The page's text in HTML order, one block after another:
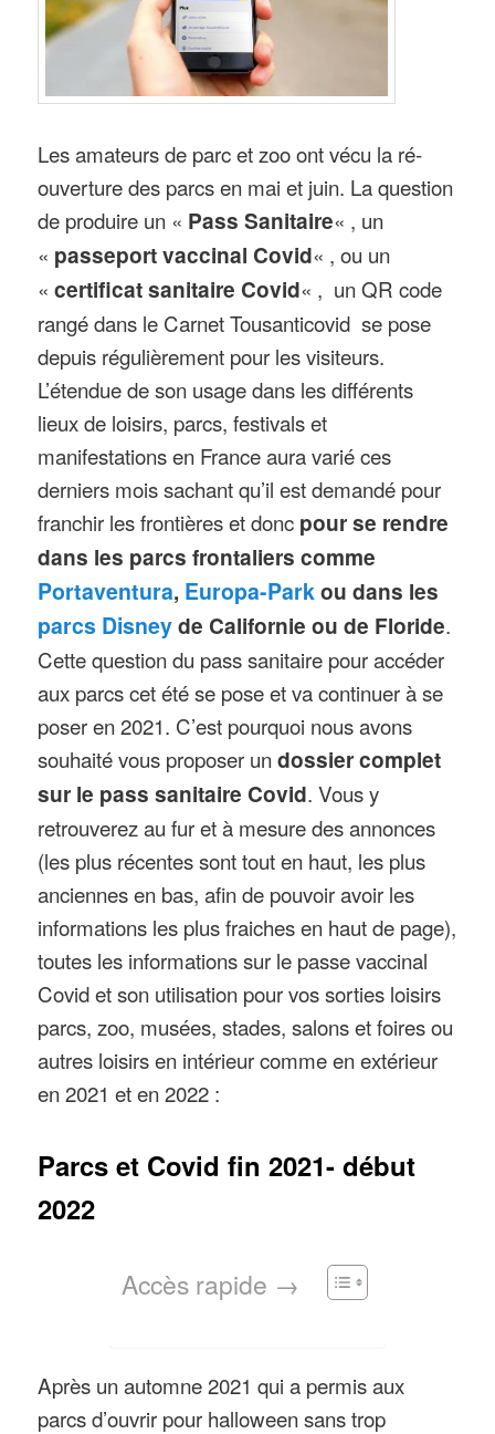
Les amateurs de parc et zoo ont vécu la ré-
ouverture des parcs en mai et juin. La question
de produire un « Pass Sanitaire« , un
« passeport vaccinal Covid« , ou un
«certificat sanitaire Covid« , un QR code
rangé dans le Carnet Tousanticovid se pose
depuis régulièrement pour les visiteurs.
L’étendue de son usage dans les différents
lieux de loisirs, parcs, festivals et
manifestations en France aura varié ces
derniers mois sachant qu’il est demandé pour
franchir les frontières et donc pour se rendre
dans les parcs frontaliers comme
Portaventura, Europa-Parkou dans les
parcs Disneyde Californie ou de Floride.
Cette question du pass sanitaire pour accéder
aux parcs cet été se pose et va continuer à se
poser en 2021. C’est pourquoi nous avons
souhaité vous proposer undossier complet
sur le pass sanitaire Covid. Vous y
retrouverez au fur et à mesure des annonces
(les plus récentes sont tout en haut, les plus
anciennes en bas, afin de pouvoir avoir les
informations les plus fraiches en haut de page),
toutes les informations sur le passe vaccinal
Covid et son utilisation pour vos sorties loisirs
parcs, zoo, musées, stades, salons et foires ou
autres loisirs en intérieur comme en extérieur
en 2021 et en 2022 :
Parcs et Covid fin 2021- début
2022
Accès rapide →
Après un automne 2021 qui a permis aux
parcs d’ouvrir pour halloween sans trop